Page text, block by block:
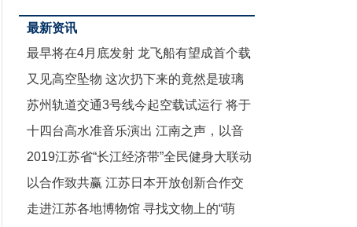
最新资讯
最早将在4月底发射 龙飞船有望成首个载
人商业航天器
又见高空坠物 这次扔下来的竟然是玻璃
茶几
苏州轨道交通3号线今起空载试运行 将于
12月底试运营
十四台高水准音乐演出 江南之声，以音
乐节的名义致敬古典
2019江苏省“长江经济带”全民健身大联动
暨“舞动江苏”无锡赛区启动仪式举行
以合作致共赢 江苏日本开放创新合作交
流会在东京举行
走进江苏各地博物馆 寻找文物上的“萌